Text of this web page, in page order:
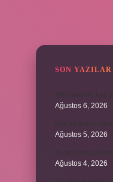
SON YAZILAR
Ağustos 6, 2026
Ağustos 5, 2026
Ağustos 4, 2026